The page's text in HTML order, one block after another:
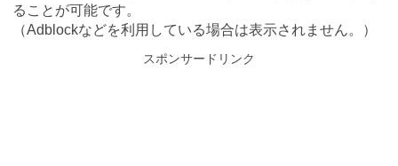
ることが可能です。
（Adblockなどを利用している場合は表示されません。）
スポンサードリンク